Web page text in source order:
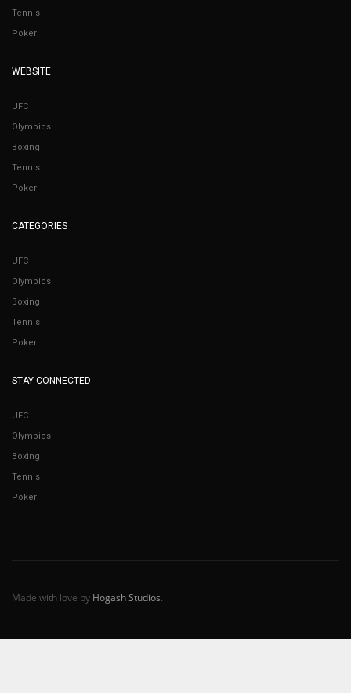
Tennis
Poker
WEBSITE
UFC
Olympics
Boxing
Tennis
Poker
CATEGORIES
UFC
Olympics
Boxing
Tennis
Poker
STAY CONNECTED
UFC
Olympics
Boxing
Tennis
Poker
Made with love by Hogash Studios.